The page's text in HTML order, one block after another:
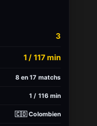
3
1 / 117 min
8 en 17 matchs
1 / 116 min
🇨🇴 Colombien